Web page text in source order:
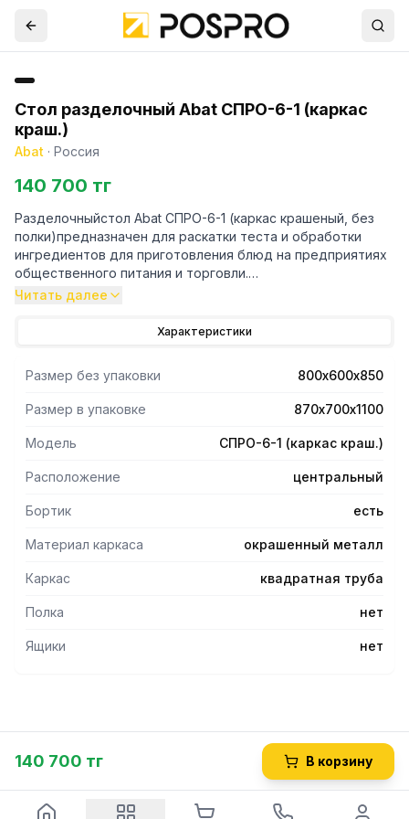
Стол разделочный Abat СПРО-6-1 (каркас
краш.)
Abat · Россия
140 700 тг
Разделочныйстол Abat СПРО-6-1 (каркас крашеный, без
полки)предназначен для раскатки теста и обработки
ингредиентов для приготовления блюд на предприятиях
общественного питания и торговли.
- Столешница с бортиком выполнены из нержавеющей
стали.
-Полки для столов СПРО (каркас крашеный) 600
сериизаказываются отдельно.
Читать далее
Характеристики
Размер без упаковки 800х600х850
Размер в упаковке 870х700х1100
Модель СПРО-6-1 (каркас краш.)
Расположение центральный
Бортик есть
Материал каркаса окрашенный металл
Каркас квадратная труба
Полка нет
Ящики нет
140 700 тг В корзину